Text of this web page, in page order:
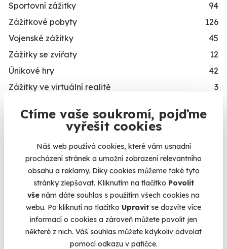
Ctíme vaše soukromí, pojďme
vyřešit cookies
Náš web používá cookies, které vám usnadní
procházení stránek a umožní zobrazení relevantního
obsahu a reklamy. Díky cookies můžeme také tyto
stránky zlepšovat. Kliknutím na tlačítko Povolit
vše nám dáte souhlas s použitím všech cookies na
webu. Po kliknutí na tlačítko Upravit se dozvíte více
informací o cookies a zároveň můžete povolit jen
některé z nich. Váš souhlas můžete kdykoliv odvolat
pomocí odkazu v patičce.
Kalendář volných
termínů
Termíny pro zvolenou variantu:
Chcete rezervovat termín?
Objednat poukaz
Sportovní zážitky
94
Zážitkové pobyty
126
Vojenské zážitky
45
Zážitky se zvířaty
12
Únikové hry
42
Zážitky ve virtuální realitě
3
Dárkové balíčky
Zážitky v akci
Novinka
Exkluzivně u Zážitky.cz
PRO KOHO
Dárky pro muže